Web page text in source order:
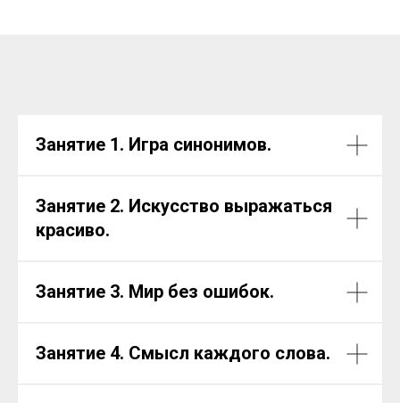
Занятие 1. Игра синонимов.
Занятие 2. Искусство выражаться
красиво.
Занятие 3. Мир без ошибок.
Занятие 4. Смысл каждого слова.